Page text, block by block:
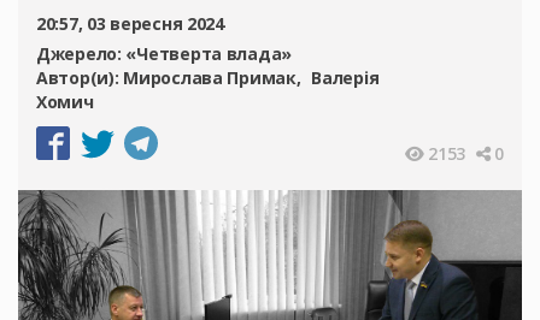
20:57, 03 вересня 2024
Джерело: «Четверта влада»
Автор(и): Мирослава Примак
Валерія
Хомич
2153 0